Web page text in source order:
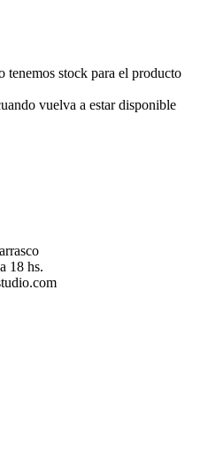
tenemos stock para el producto
vuelva a estar disponible
18 hs.